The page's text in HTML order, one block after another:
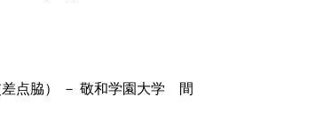
差点脇） － 敬和学園大学 間